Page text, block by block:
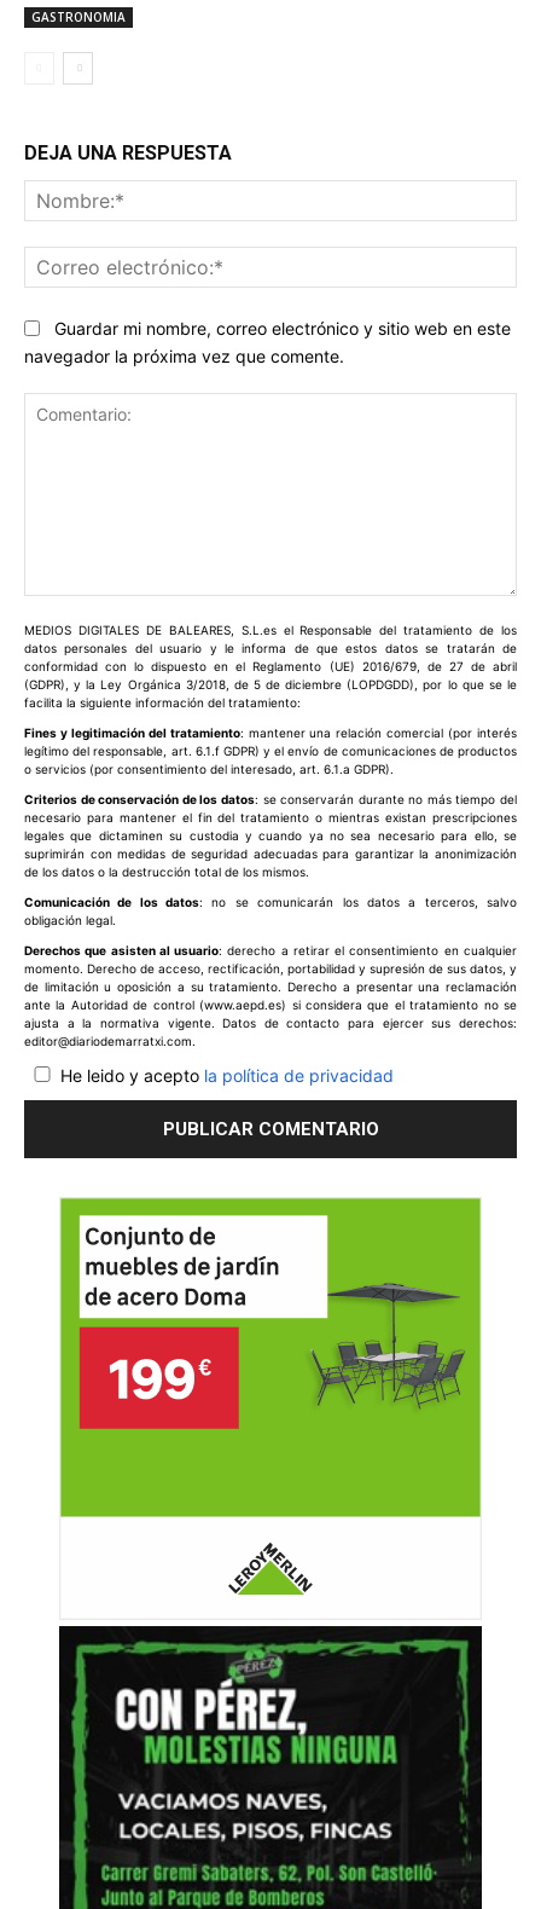
GASTRONOMIA
DEJA UNA RESPUESTA
Guardar mi nombre, correo electrónico y sitio web en este
navegador la próxima vez que comente.
MEDIOS DIGITALES DE BALEARES, S.L.es el Responsable del tratamiento de los
datos personales del usuario y le informa de que estos datos se tratarán de
conformidad con lo dispuesto en el Reglamento (UE) 2016/679, de 27 de abril
(GDPR), y la Ley Orgánica 3/2018, de 5 de diciembre (LOPDGDD), por lo que se le
facilita la siguiente información del tratamiento:
Fines y legitimación del tratamiento: mantener una relación comercial (por interés
legítimo del responsable, art. 6.1.f GDPR) y el envío de comunicaciones de productos
o servicios (por consentimiento del interesado, art. 6.1.a GDPR).
Criterios de conservación de los datos: se conservarán durante no más tiempo del
necesario para mantener el fin del tratamiento o mientras existan prescripciones
legales que dictaminen su custodia y cuando ya no sea necesario para ello, se
suprimirán con medidas de seguridad adecuadas para garantizar la anonimización
de los datos o la destrucción total de los mismos.
Comunicación de los datos: no se comunicarán los datos a terceros, salvo
obligación legal.
Derechos que asisten al usuario: derecho a retirar el consentimiento en cualquier
momento. Derecho de acceso, rectificación, portabilidad y supresión de sus datos, y
de limitación u oposición a su tratamiento. Derecho a presentar una reclamación
ante la Autoridad de control (www.aepd.es) si considera que el tratamiento no se
ajusta a la normativa vigente. Datos de contacto para ejercer sus derechos:
editor@diariodemarratxi.com.
He leido y acepto la política de privacidad